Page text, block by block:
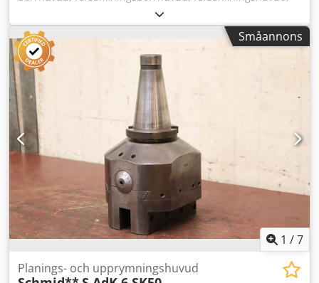
spindelborrhuvud, utvidgningshuvud, spindelverktyg -
Spindelverktyg: svarvchuckar, 3 stycken Dwjdpfx Acjzta I
Ssgsa -Storlek: Ø 50/57/70 mm -Mått/Typ: se bilder -
Leverans/Pris: komplett -Transportmått: 180/60/H155 mm -
Vikt: 3,3 kg
Småannons
1 /7
Planings- och upprymningshuvud